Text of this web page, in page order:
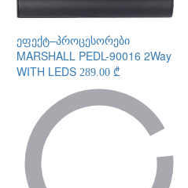
ეფექტ–პროცესორები
MARSHALL PEDL-90016 2Way
WITH LEDS 289.00 ₾